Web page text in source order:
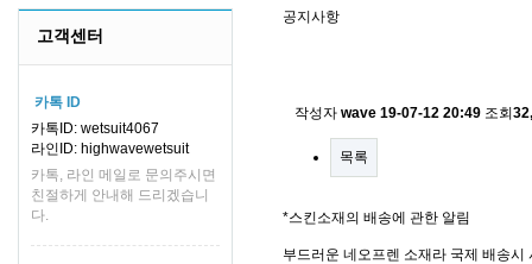
고객센터
카톡 ID
카톡ID: wetsuit4067
라인ID: highwavewetsuit
카톡, 라인 메일로 문의주시면
친절하게 안내해 드리겠습니
다.
공지사항
작성자 wave 19-07-12 20:49 조회
목록
*스킨소재의 배송에 관한 알림
부드러운 네오프렌 소재라 국제 배송